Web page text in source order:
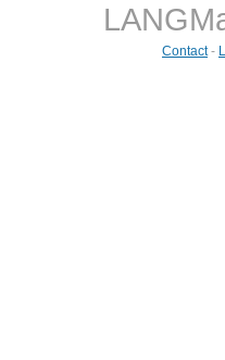
Contact-